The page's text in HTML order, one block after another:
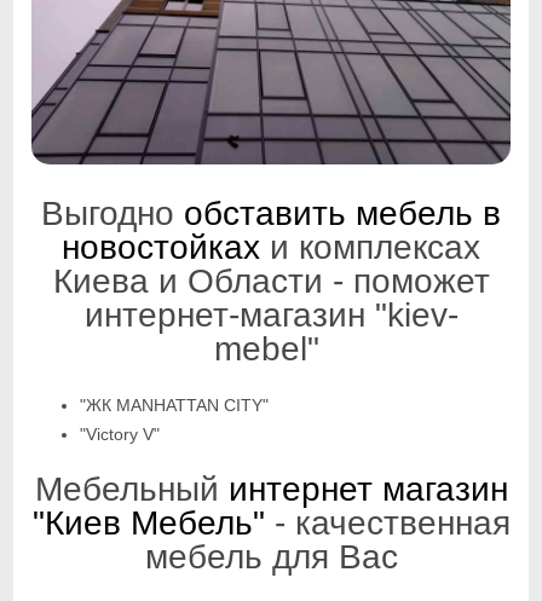
Выгодно обставить мебель в
новостойках и комплексах
Киева и Области - поможет
интернет-магазин "kiev-
mebel"
"ЖК MANHATTAN CITY"
"Victory V"
Мебельный интернет магазин
"Киев Мебель" - качественная
мебель для Вас